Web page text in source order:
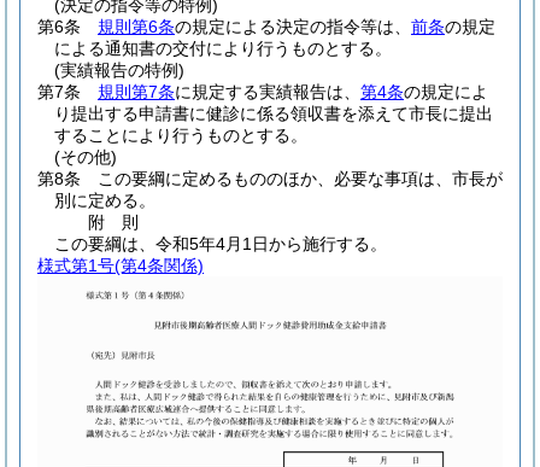
(決定の指令等の特例)
第6条
規則第6条の規定による決定の指令等は、 前条の規定
による通知書の交付により行うものとする。
(実績報告の特例)
第7条
規則第7条に規定する実績報告は、 第4条の規定によ
り提出する申請書に健診に係る領収書を添えて市長に提出
することにより行うものとする。
(その他)
第8条
この要綱に定めるもののほか、必要な事項は、市長が
別に定める。
附 則
この要綱は、令和5年4月1日から施行する。
様式第1号(第4条関係)